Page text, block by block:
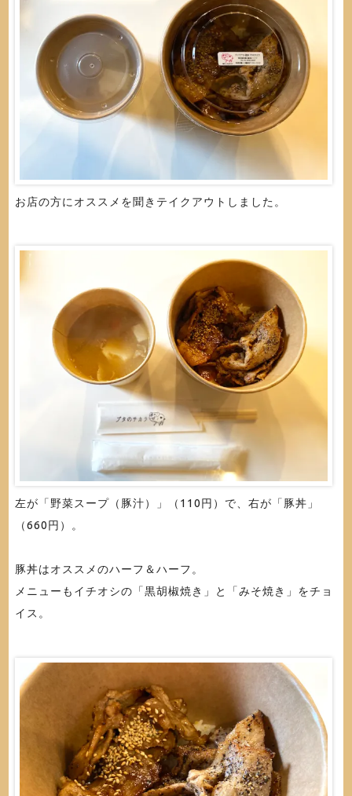
お店の方にオススメを聞きテイクアウトしました。
左が「野菜スープ（豚汁）」（110円）で、右が「豚丼」
（660円）。
豚丼はオススメのハーフ＆ハーフ。
メニューもイチオシの「黒胡椒焼き」と「みそ焼き」をチョ
イス。